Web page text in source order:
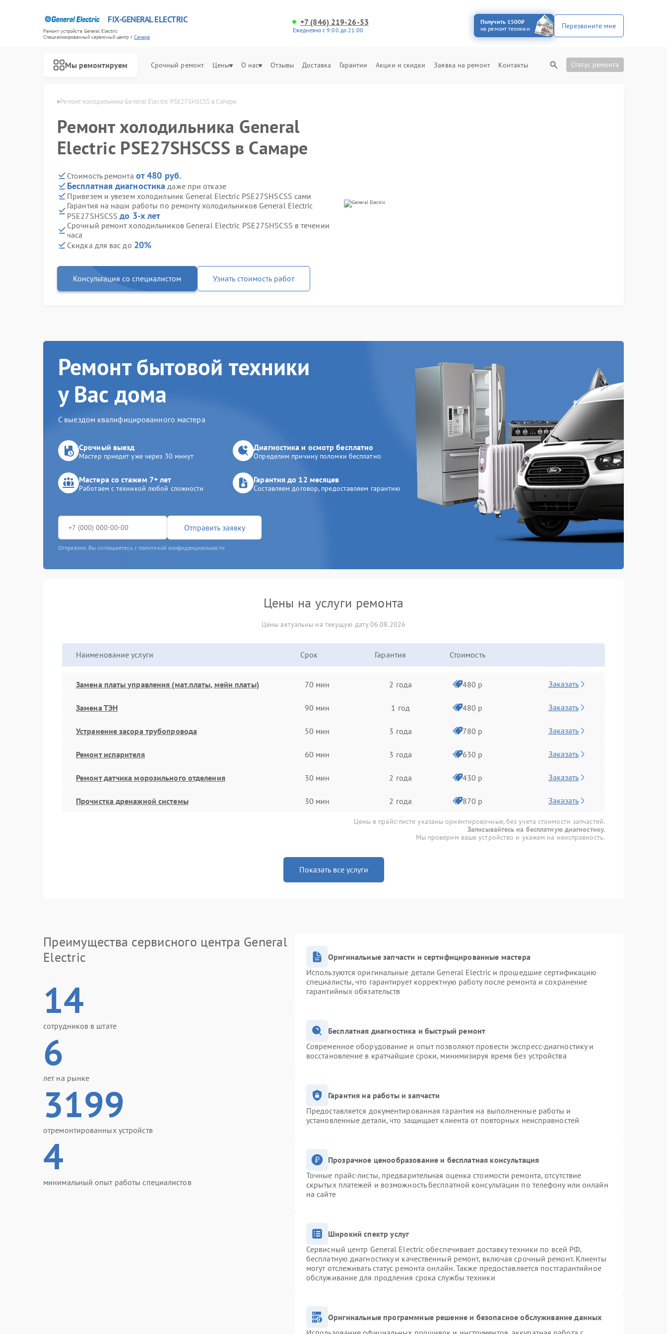
FIX-GENERAL ELECTRIC
Ремонт устройств General Electric
Специализированный cервисный центр г.Самара
+7 (846) 219-26-53
Ежедневно с 9:00 до 21:00
Получить 1500₽
на ремонт техники
Перезвоните мне
Мы ремонтируем Срочный ремонт Цены О нас Отзывы Доставка Гарантии Акции и скидки Заявка на ремонт Контакты Статус ремонта
Electric в Самаре Ремонт холодильника General Electric PSE27SHSCSS в Самаре
Ремонт холодильника General
Electric PSE27SHSCSS в Самаре
Стоимость ремонта от 480 руб.
Бесплатная диагностика даже при отказе
Привезем и увезем холодильник General Electric PSE27SHSCSS сами
Гарантия на наши работы по ремонту холодильников General Electric
PSE27SHSCSSдо 3-х лет
Срочный ремонт холодильников General Electric PSE27SHSCSS в течении
часа
Скидка для вас до 20%
Консультация со специалистом Узнать стоимость работ
Ремонт бытовой техники
у Вас дома
С выездом квалифицированного мастера
Срочный выезд
Мастер приедет уже через 30 минут
Диагностика и осмотр бесплатно
Определим причину поломки бесплатно
Мастера со стажем 7+ лет
Работаем с техникой любой сложности
Гарантия до 12 месяцев
Составляем договор, предоставляем гарантию
Отправить заявку
Отправляя, Вы соглашаетесь с политикой конфиденциальности
Цены на услуги ремонта
Цены актуальны на текущую дату 06.08.2026
Наименование услуги Срок Гарантия Стоимость
Замена платы управления (мат.платы, мейн платы) 70 мин 2 года 480 р Заказать
Замена ТЭН 90 мин 1 год 480 р Заказать
Устранение засора трубопровода 50 мин 3 года 780 р Заказать
Ремонт испарителя 60 мин 3 года 630 р Заказать
Ремонт датчика морозильного отделения 30 мин 2 года 430 р Заказать
Прочистка дренажной системы 30 мин 2 года 870 р Заказать
Цены в прайс-листе указаны ориентировочные, без учета стоимости запчастей.
Записывайтесь на бесплатную диагностику.
Мы проверим ваше устройство и укажем на неисправность.
Показать все услуги
Преимущества сервисного центра General
Electric
14
сотрудников в штате
6
лет на рынке
3199
отремонтированных устройств
4
минимальный опыт работы специалистов
Оригинальные запчасти и сертифицированные мастера
Используются оригинальные детали General Electric и прошедшие сертификацию
специалисты, что гарантирует корректную работу после ремонта и сохранение
гарантийных обязательств
Бесплатная диагностика и быстрый ремонт
Современное оборудование и опыт позволяют провести экспресс-диагностику и
восстановление в кратчайшие сроки, минимизируя время без устройства
Гарантия на работы и запчасти
Предоставляется документированная гарантия на выполненные работы и
установленные детали, что защищает клиента от повторных неисправностей
Прозрачное ценообразование и бесплатная консультация
Точные прайс-листы, предварительная оценка стоимости ремонта, отсутствие
скрытых платежей и возможность бесплатной консультации по телефону или онлайн
на сайте
Широкий спектр услуг
Сервисный центр General Electric обеспечивает доставку техники по всей РФ,
бесплатную диагностику и качественный ремонт, включая срочный ремонт. Клиенты
могут отслеживать статус ремонта онлайн. Также предоставляется постгарантийное
обслуживание для продления срока службы техники
Оригинальные программные решение и безопасное обслуживание данных